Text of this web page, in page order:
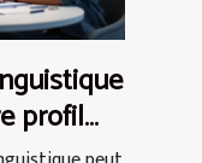
profil